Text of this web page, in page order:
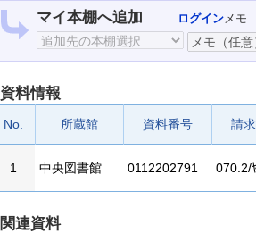
マイ本棚へ追加 ログインメモ
資料情報
No. 所蔵館 資料番号 請
1 中央図書館 0112202791 070.2/
関連資料